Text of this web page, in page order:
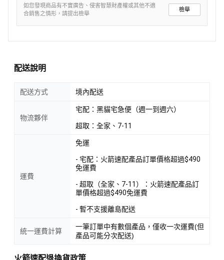
如您發現商品有不實廣告、侵害智慧財產權或其他不適
合銷售之情形，請提出檢舉
檢舉
配送說明
配送方式 境內配送
物流夥伴
宅配：黑貓宅急便（週一到週六）
超取：全家、7-11
運費
免運
- 宅配：火箭速配產品訂單價格超過$490
免運費
- 超取（全家、7-11）：火箭速配產品訂
單價格超過$490免運費
- 暫不支援離島配送
統一運費計算
一筆訂單中有數個產品，僅收一次運費(但
產品可能分次配送)
火箭速配退換貨政策